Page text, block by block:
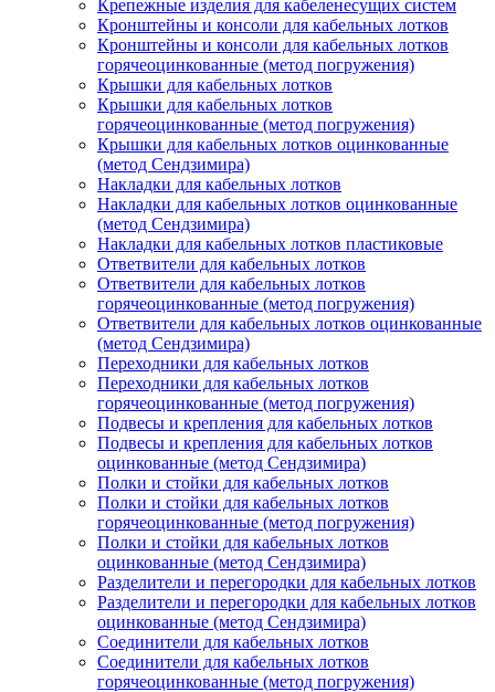
Крепежные изделия для кабеленесущих систем
Кронштейны и консоли для кабельных лотков
Кронштейны и консоли для кабельных лотков
горячеоцинкованные (метод погружения)
Крышки для кабельных лотков
Крышки для кабельных лотков
горячеоцинкованные (метод погружения)
Крышки для кабельных лотков оцинкованные
(метод Сендзимира)
Накладки для кабельных лотков
Накладки для кабельных лотков оцинкованные
(метод Сендзимира)
Накладки для кабельных лотков пластиковые
Ответвители для кабельных лотков
Ответвители для кабельных лотков
горячеоцинкованные (метод погружения)
Ответвители для кабельных лотков оцинкованные
(метод Сендзимира)
Переходники для кабельных лотков
Переходники для кабельных лотков
горячеоцинкованные (метод погружения)
Подвесы и крепления для кабельных лотков
Подвесы и крепления для кабельных лотков
оцинкованные (метод Сендзимира)
Полки и стойки для кабельных лотков
Полки и стойки для кабельных лотков
горячеоцинкованные (метод погружения)
Полки и стойки для кабельных лотков
оцинкованные (метод Сендзимира)
Разделители и перегородки для кабельных лотков
Разделители и перегородки для кабельных лотков
оцинкованные (метод Сендзимира)
Соединители для кабельных лотков
Соединители для кабельных лотков
горячеоцинкованные (метод погружения)